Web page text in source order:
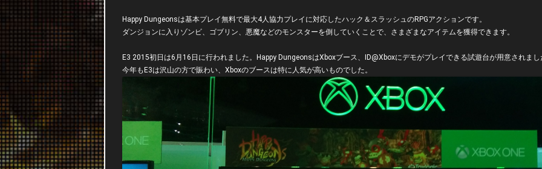
Happy Dungeonsは基本プレイ無料で最大4人協力プレイに対応したハック＆スラッシュのRPGアクションです。
ダンジョンに入りゾンビ、ゴブリン、悪魔などのモンスターを倒していくことで、さまざまなアイテムを獲得できます。
E3 2015初日は6月16日に行われました。Happy DungeonsはXboxブース、ID@Xboxにデモがプレイできる試遊台が用意されまし
今年もE3は沢山の方で賑わい、Xboxのブースは特に人気が高いものでした。